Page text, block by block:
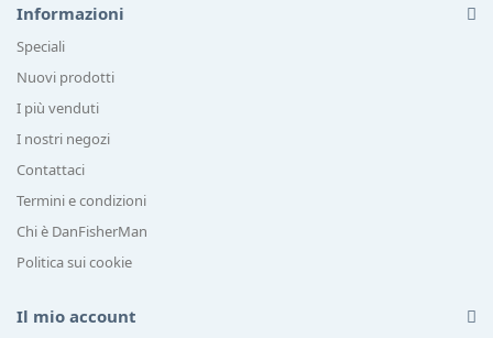
Informazioni
Speciali
Nuovi prodotti
I più venduti
I nostri negozi
Contattaci
Termini e condizioni
Chi è DanFisherMan
Politica sui cookie
Il mio account